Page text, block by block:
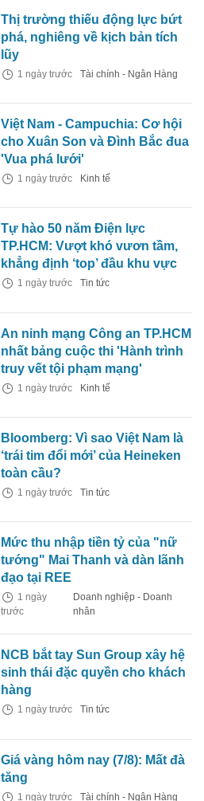
Thị trường thiếu động lực bứt
phá, nghiêng về kịch bản tích
lũy
1 ngày trước Tài chính - Ngân Hàng
Việt Nam - Campuchia: Cơ hội
cho Xuân Son và Đình Bắc đua
'Vua phá lưới'
1 ngày trước Kinh tế
Tự hào 50 năm Điện lực
TP.HCM: Vượt khó vươn tầm,
khẳng định ‘top’ đầu khu vực
1 ngày trước Tin tức
An ninh mạng Công an TP.HCM
nhất bảng cuộc thi 'Hành trình
truy vết tội phạm mạng'
1 ngày trước Kinh tế
Bloomberg: Vì sao Việt Nam là
‘trái tim đổi mới’ của Heineken
toàn cầu?
1 ngày trước Tin tức
Mức thu nhập tiền tỷ của "nữ
tướng" Mai Thanh và dàn lãnh
đạo tại REE
1 ngày
trước
Doanh nghiệp - Doanh
nhân
NCB bắt tay Sun Group xây hệ
sinh thái đặc quyền cho khách
hàng
1 ngày trước Tin tức
Giá vàng hôm nay (7/8): Mất đà
tăng
1 ngày trước Tài chính - Ngân Hàng